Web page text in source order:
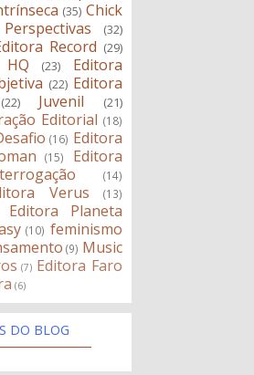
(35) Chick
Perspectivas (32)
Record (29)
HQ (23)
Editora
(22) Editora
(22) Juvenil (21)
Editorial (18)
(16) Editora
(15)
Editora
(14)
Verus (13)
Editora Planeta
(10) feminismo
(9) Music
(7) Editora Faro
(6)
DO BLOG